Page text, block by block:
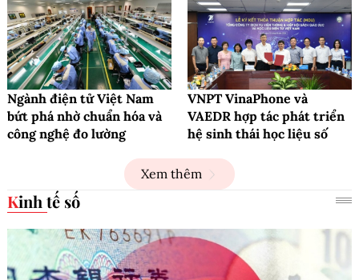
Ngành điện tử Việt Nam
bứt phá nhờ chuẩn hóa và
công nghệ đo lường
VNPT VinaPhone và
VAEDR hợp tác phát triển
hệ sinh thái học liệu số
Xem thêm
Kinh tế số